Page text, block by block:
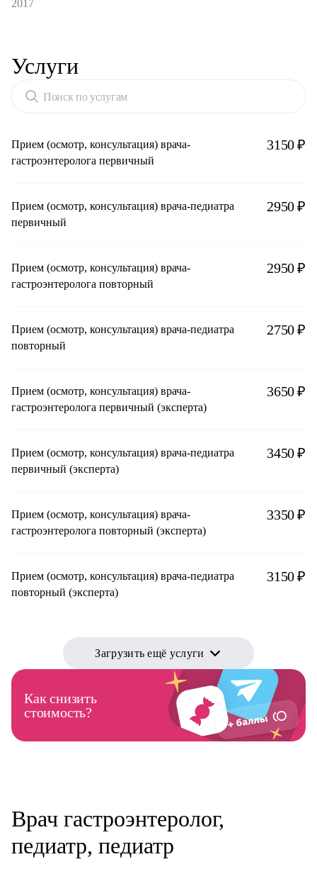
2017
Услуги
Поиск по услугам
Прием (осмотр, консультация) врача-
гастроэнтеролога первичный
3150 ₽
Прием (осмотр, консультация) врача-педиатра
первичный
2950 ₽
Прием (осмотр, консультация) врача-
гастроэнтеролога повторный
2950 ₽
Прием (осмотр, консультация) врача-педиатра
повторный
2750 ₽
Прием (осмотр, консультация) врача-
гастроэнтеролога первичный (эксперта)
3650 ₽
Прием (осмотр, консультация) врача-педиатра
первичный (эксперта)
3450 ₽
Прием (осмотр, консультация) врача-
гастроэнтеролога повторный (эксперта)
3350 ₽
Прием (осмотр, консультация) врача-педиатра
повторный (эксперта)
3150 ₽
Загрузить ещё услуги
Как снизить
стоимость?
Врач гастроэнтеролог,
педиатр, педиатр